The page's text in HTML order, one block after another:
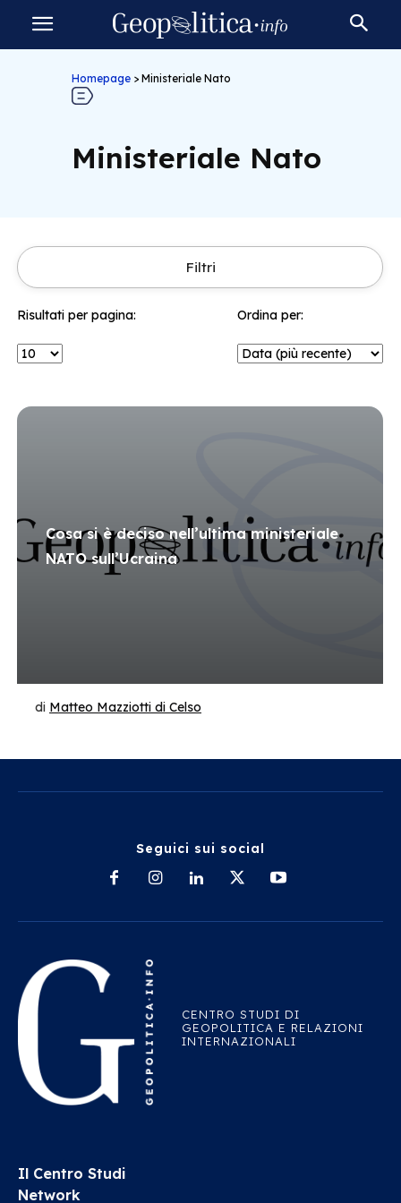
Homepage > Ministeriale Nato
Ministeriale Nato
Filtri
Risultati per pagina: Ordina per:
Cosa si è deciso nell’ultima ministeriale
NATO sull’Ucraina
di Matteo Mazziotti di Celso
Seguici sui social
CENTRO STUDI DI
GEOPOLITICA E RELAZIONI
INTERNAZIONALI
Il Centro Studi
Network